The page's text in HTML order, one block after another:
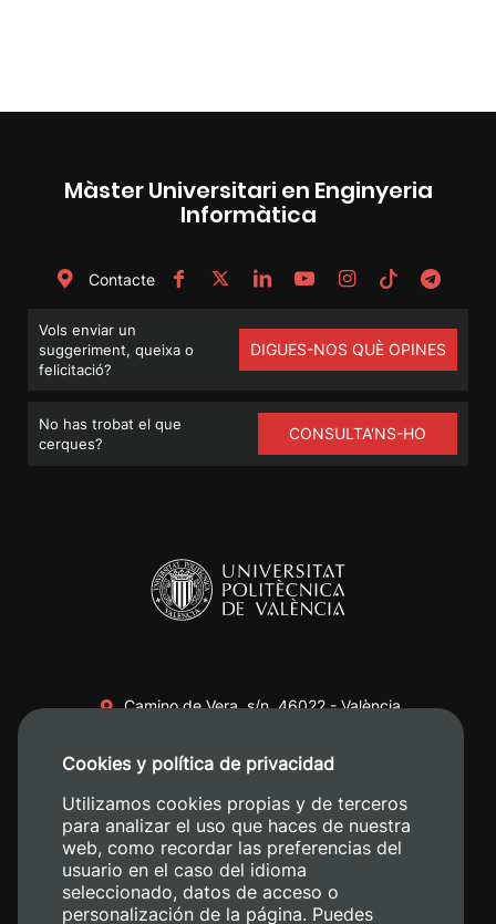
Màster Universitari en Enginyeria
Informàtica
Contacte
Vols enviar un
suggeriment, queixa o
felicitació?
DIGUES-NOS QUÈ OPINES
No has trobat el que
cerques?
CONSULTA'NS-HO
Camino de Vera, s/n. 46022 - València
+34 620 04 00 50
Cookies y política de privacidad
Utilizamos cookies propias y de terceros
para analizar el uso que haces de nuestra
web, como recordar las preferencias del
usuario en el caso del idioma
seleccionado, datos de acceso o
personalización de la página. Puedes